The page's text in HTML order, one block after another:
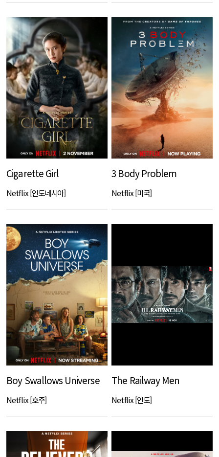
Cigarette Girl
Netflix [인도네시아]
3 Body Problem
Netflix [미국]
Boy Swallows Universe
Netflix [호주]
The Railway Men
Netflix [인도]